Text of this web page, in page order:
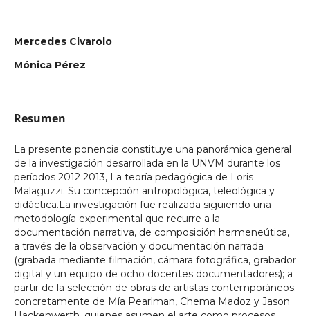
Mercedes Civarolo
Mónica Pérez
Resumen
La presente ponencia constituye una panorámica general
de la investigación desarrollada en la UNVM durante los
períodos 2012 2013, La teoría pedagógica de Loris
Malaguzzi. Su concepción antropológica, teleológica y
didáctica.La investigación fue realizada siguiendo una
metodología experimental que recurre a la
documentación narrativa, de composición hermeneútica,
a través de la observación y documentación narrada
(grabada mediante filmación, cámara fotográfica, grabador
digital y un equipo de ocho docentes documentadores); a
partir de la selección de obras de artistas contemporáneos:
concretamente de Mía Pearlman, Chema Madoz y Jason